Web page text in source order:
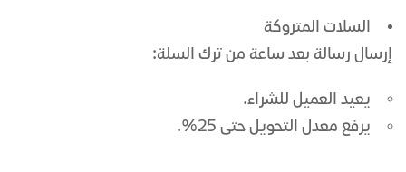
السلات المتروكة
إرسال رسالة بعد ساعة من ترك السلة:
يعيد العميل للشراء.
يرفع معدل التحويل حتى 25%.